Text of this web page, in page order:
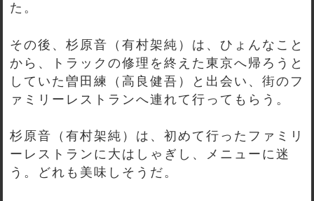
た。
その後、杉原音（有村架純）は、ひょんなこと
から、トラックの修理を終えた東京へ帰ろうと
していた曽田練（高良健吾）と出会い、街のフ
ァミリーレストランへ連れて行ってもらう。
杉原音（有村架純）は、初めて行ったファミリ
ーレストランに大はしゃぎし、メニューに迷
う。どれも美味しそうだ。